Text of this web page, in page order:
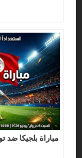
مباراة بلجيكا ضد